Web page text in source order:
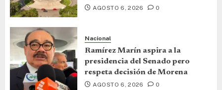
AGOSTO 6, 2026 0
Nacional
Ramírez Marín aspira a la
presidencia del Senado pero
respeta decisión de Morena
AGOSTO 6, 2026 0